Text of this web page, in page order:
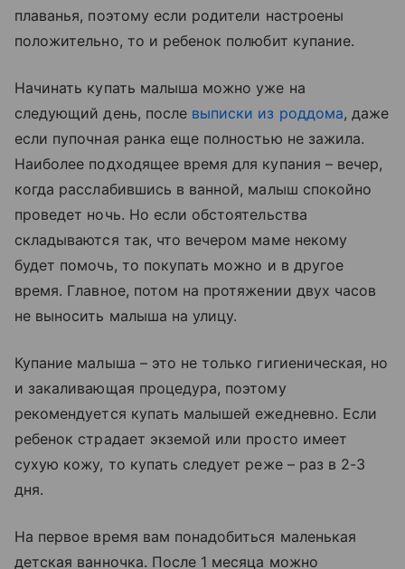
плаванья, поэтому если родители настроены
положительно, то и ребенок полюбит купание.
Начинать купать малыша можно уже на
следующий день, после выписки из роддома, даже
если пупочная ранка еще полностью не зажила.
Наиболее подходящее время для купания – вечер,
когда расслабившись в ванной, малыш спокойно
проведет ночь. Но если обстоятельства
складываются так, что вечером маме некому
будет помочь, то покупать можно и в другое
время. Главное, потом на протяжении двух часов
не выносить малыша на улицу.
Купание малыша – это не только гигиеническая, но
и закаливающая процедура, поэтому
рекомендуется купать малышей ежедневно. Если
ребенок страдает экземой или просто имеет
сухую кожу, то купать следует реже – раз в 2-3
дня.
На первое время вам понадобиться маленькая
детская ванночка. После 1 месяца можно